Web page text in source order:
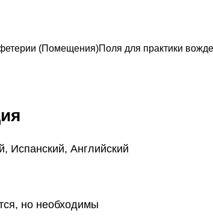
(Помещения)Поля для практики
Испанский, Английский
но необходимы